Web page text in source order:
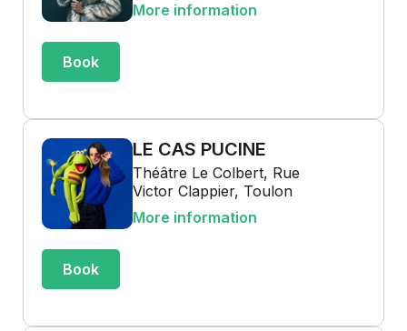
More information
Book
LE CAS PUCINE
Théâtre Le Colbert, Rue
Victor Clappier, Toulon
More information
Book